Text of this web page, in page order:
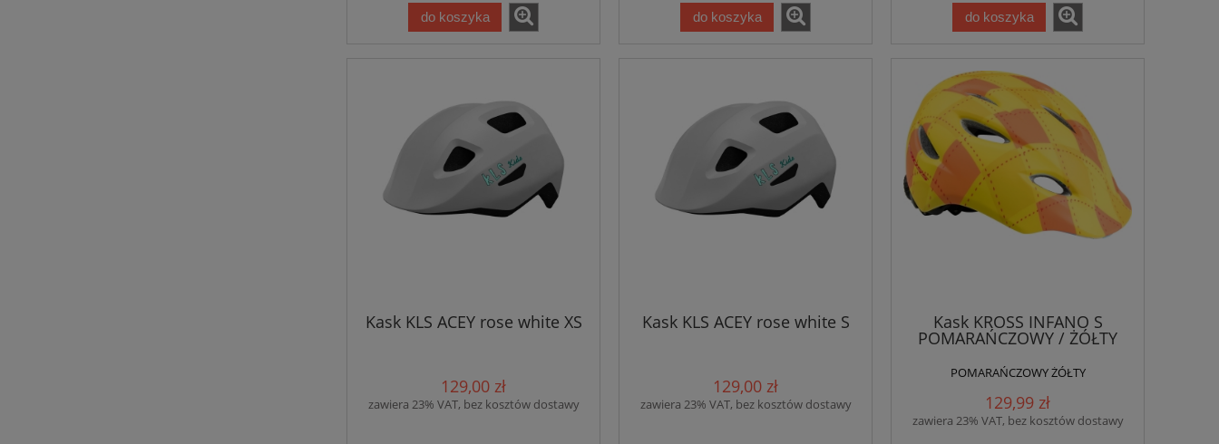
do koszyka do koszyka do koszyka
Kask KLS ACEY rose white XS
129,00 zł
zawiera 23% VAT, bez kosztów dostawy
Kask KLS ACEY rose white S
129,00 zł
zawiera 23% VAT, bez kosztów dostawy
Kask KROSS INFANO S
POMARAŃCZOWY / ŻÓŁTY
POMARAŃCZOWY ŻÓŁTY
129,99 zł
zawiera 23% VAT, bez kosztów dostawy